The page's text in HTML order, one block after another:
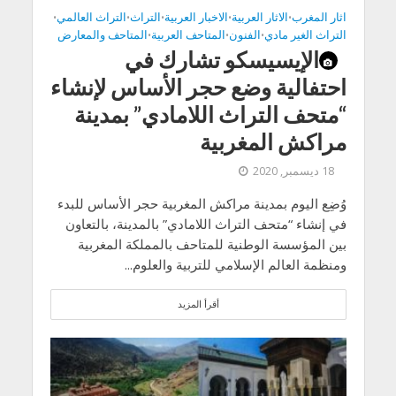
اثار المغرب•الاثار العربية•الاخبار العربية•التراث•التراث العالمي•
التراث الغير مادي•الفنون•المتاحف العربية•المتاحف والمعارض
الإيسيسكو تشارك في
احتفالية وضع حجر الأساس لإنشاء
“متحف التراث اللامادي” بمدينة
مراكش المغربية
18 ديسمبر, 2020
وُضِع اليوم بمدينة مراكش المغربية حجر الأساس للبدء
في إنشاء “متحف التراث اللامادي” بالمدينة، بالتعاون
بين المؤسسة الوطنية للمتاحف بالمملكة المغربية
ومنظمة العالم الإسلامي للتربية والعلوم...
أقرأ المزيد